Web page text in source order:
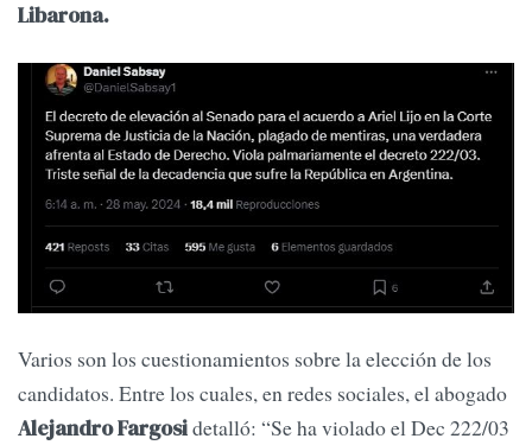
Libarona.
Varios son los cuestionamientos sobre la elección de los
candidatos. Entre los cuales, en redes sociales, el abogado
Alejandro Fargosidetalló: “Se ha violado el Dec 222/03